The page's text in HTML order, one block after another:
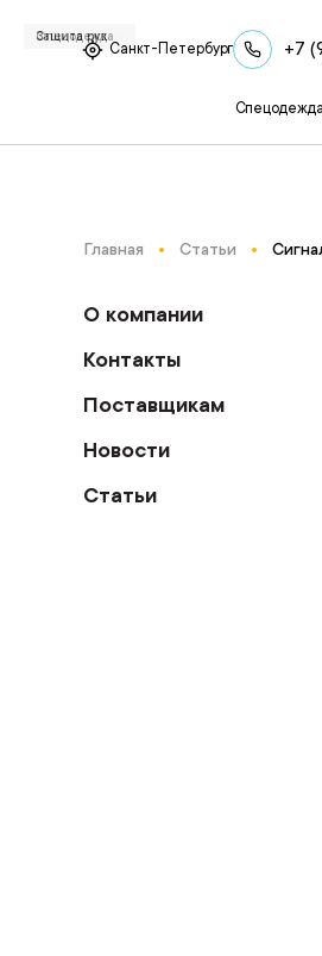
Санкт-Петербург +7
Спецодежда
Главная Статьи
О компании
Контакты
Поставщикам
Новости
Статьи
Рабочая обувь
Спецодежда
Рабочая обувь
Рабочая обувь
Спецодежда
Спецодежда
Спецодежда
Спецодежда
Спецодежда
Защита рук